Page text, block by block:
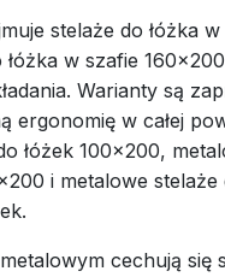
stelaże do łóżka
w szafie
Warianty są
ergonomię w całej
łóżek 100x200,
i metalowe
cechują